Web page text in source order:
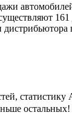
дистрибьютора
остальных!